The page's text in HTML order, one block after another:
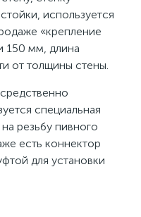
используется
«крепление
150 мм, длина
от толщины стены.
специальная
резьбу пивного
есть коннектор
для установки